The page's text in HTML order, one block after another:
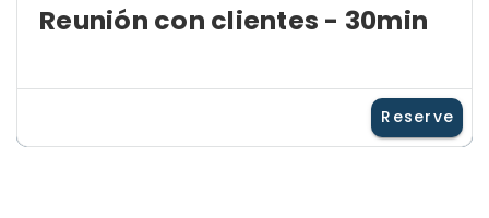
Reunión con clientes - 30min
Reserve